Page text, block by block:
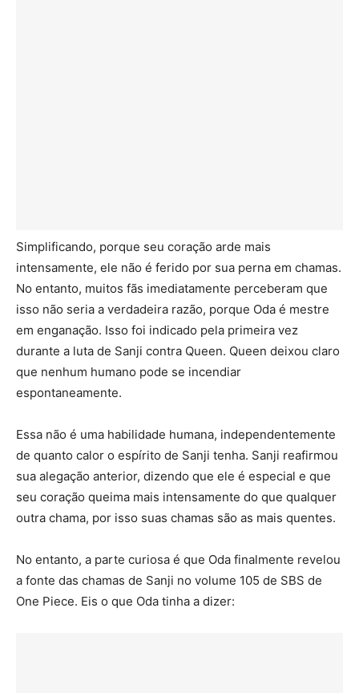
Simplificando, porque seu coração arde mais
intensamente, ele não é ferido por sua perna em chamas.
No entanto, muitos fãs imediatamente perceberam que
isso não seria a verdadeira razão, porque Oda é mestre
em enganação. Isso foi indicado pela primeira vez
durante a luta de Sanji contra Queen. Queen deixou claro
que nenhum humano pode se incendiar
espontaneamente.
Essa não é uma habilidade humana, independentemente
de quanto calor o espírito de Sanji tenha. Sanji reafirmou
sua alegação anterior, dizendo que ele é especial e que
seu coração queima mais intensamente do que qualquer
outra chama, por isso suas chamas são as mais quentes.
No entanto, a parte curiosa é que Oda finalmente revelou
a fonte das chamas de Sanji no volume 105 de SBS de
One Piece. Eis o que Oda tinha a dizer: